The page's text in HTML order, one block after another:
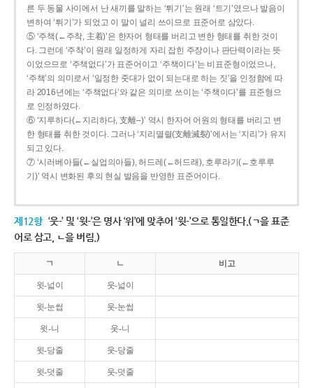
른 두 동물 사이에서 난 새끼를 말하는 ‘튀기’는 원래 ‘트기’였으나 발음이
변하여 ‘튀기’가 되었고 이 말이 널리 쓰이므로 표준어로 삼았다.
⑤ ‘주책(←주착, 主着)’은 한자어 형태를 버리고 변한 형태를 취한 것이
다. 그런데 ‘주착’이 원래 일정하게 자리 잡힌 주장이나 판단력이라는 뜻
이었으므로 ‘주책없다’가 표준어이고 ‘주책이다’는 비표준형이었으나,
‘주책’의 의미로서 ‘일정한 줏대가 없이 되는대로 하는 짓’을 인정함에 따
라 2016년에는 ‘주책없다’와 같은 의미로 쓰이는 ‘주책이다’를 표준형으
로 인정하였다.
⑥ ‘지루하다(←지리하다, 支離--)’ 역시 한자어 어원의 형태를 버리고 변
한 형태를 취한 것이다. 그러나 ‘지리멸렬(支離滅裂)’에서는 ‘지리’가 유지
되고 있다.
⑦ ‘시러베아들(←실업의아들), 허드레(←허드래), 호루라기(←호루루
기)’ 역시 변화된 후의 현실 발음을 반영한 표준어이다.
제12항 ‘웃-’ 및 ‘윗-’은 명사 ‘위’에 맞추어 ‘윗-’으로 통일한다.(ㄱ을 표준
어로 삼고, ㄴ을 버림.)
ㄱ ㄴ 비고
윗-넓이 웃-넓이
윗-눈썹 웃-눈썹
윗-니 웃-니
윗-당줄 웃-당줄
윗-덧줄 웃-덧줄